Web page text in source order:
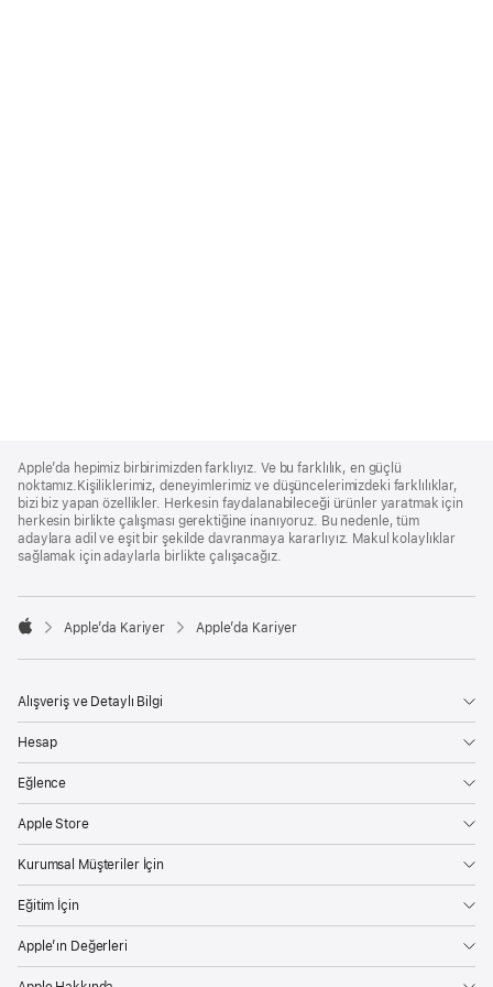
Footer
Apple’da hepimiz birbirimizden farklıyız. Ve bu farklılık, en güçlü
noktamız.Kişiliklerimiz, deneyimlerimiz ve düşüncelerimizdeki farklılıklar,
bizi biz yapan özellikler. Herkesin faydalanabileceği ürünler yaratmak için
herkesin birlikte çalışması gerektiğine inanıyoruz. Bu nedenle, tüm
adaylara adil ve eşit bir şekilde davranmaya kararlıyız. Makul kolaylıklar
sağlamak için adaylarla birlikte çalışacağız.

Apple’da Kariyer Apple’da Kariyer
Alışveriş ve Detaylı Bilgi
Hesap
Eğlence
Apple Store
Kurumsal Müşteriler İçin
Eğitim İçin
Apple’ın Değerleri